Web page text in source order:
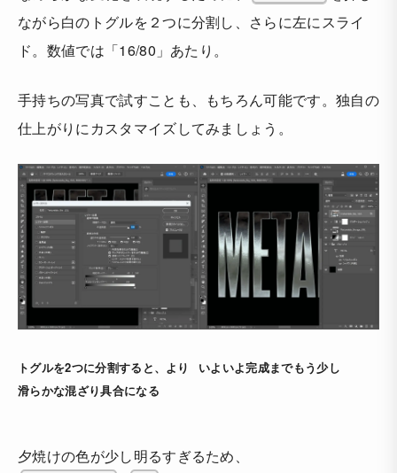
ながら白のトグルを２つに分割し、さらに左にスライ
ド。数値では「16/80」あたり。
手持ちの写真で試すことも、もちろん可能です。独自の
仕上がりにカスタマイズしてみましょう。
トグルを2つに分割すると、より
滑らかな混ざり具合になる
いよいよ完成までもう少し
夕焼けの色が少し明るすぎるため、